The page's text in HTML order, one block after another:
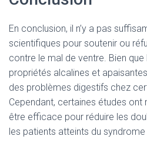
En conclusion, il n’y a pas
scientifiques pour soutenir ou
contre le mal de ventre. Bien
propriétés alcalines et
des problèmes digestifs chez
Cependant, certaines études ont
être efficace pour réduire les
les patients atteints du